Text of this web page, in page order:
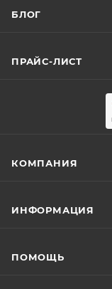
БЛОГ
ПРАЙС-ЛИСТ
КОМПАНИЯ
ИНФОРМАЦИЯ
ПОМОЩЬ